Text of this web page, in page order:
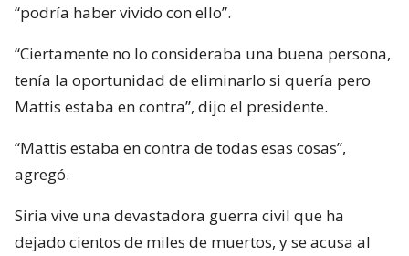
“podría haber vivido con ello”.
“Ciertamente no lo consideraba una buena persona,
tenía la oportunidad de eliminarlo si quería pero
Mattis estaba en contra”, dijo el presidente.
“Mattis estaba en contra de todas esas cosas”,
agregó.
Siria vive una devastadora guerra civil que ha
dejado cientos de miles de muertos, y se acusa al